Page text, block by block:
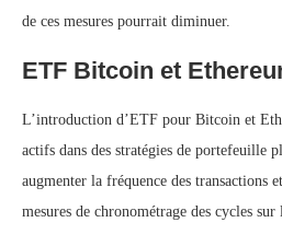
de ces mesures pourrait diminuer.
ETF Bitcoin et
L’introduction d’ETF pour Bitcoin et
actifs dans des stratégies de portefeuille
augmenter la fréquence des transactions
mesures de chronométrage des cycles